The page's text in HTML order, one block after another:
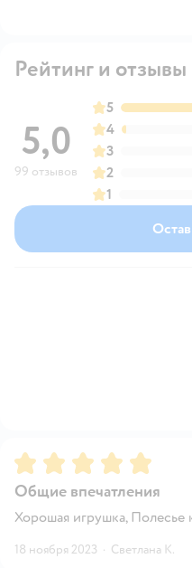
Рейтинг и отзывы
5,0
99 отзывов
5
4
3
2
1
Рейтинг:5
Общие впечатления
Хорошая игрушка, Полесье
18 ноября 2023 · Светлана К.